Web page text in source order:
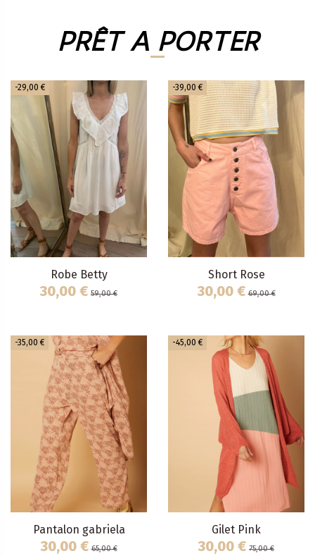
PRÊT A PORTER
-29,00 €
Robe Betty
30,00 € 59,00 €
-39,00 €
Short Rose
30,00 € 69,00 €
-35,00 €
Pantalon gabriela
30,00 € 65,00 €
-45,00 €
Gilet Pink
30,00 € 75,00 €